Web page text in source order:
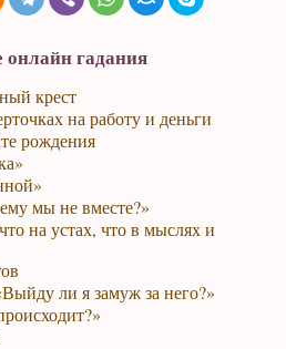
гадания
крест
на работу и деньги
рождения
мы не вместе?»
на устах, что в мыслях и
ли я замуж за него?»